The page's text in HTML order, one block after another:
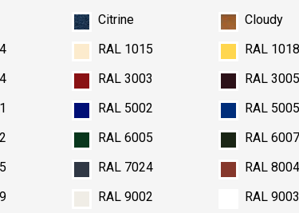
Citrine Cloudy
RAL 1015 RAL 1018
RAL 3003 RAL 3005
RAL 5002 RAL 5005
RAL 6005 RAL 6007
RAL 7024 RAL 8004
RAL 9002 RAL 9003